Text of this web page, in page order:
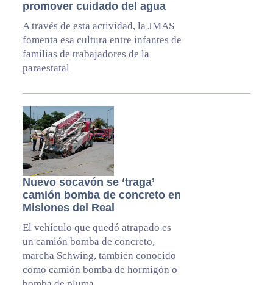
promover cuidado del agua
A través de esta actividad, la JMAS
fomenta esa cultura entre infantes de
familias de trabajadores de la
paraestatal
Nuevo socavón se ‘traga’
camión bomba de concreto en
Misiones del Real
El vehículo que quedó atrapado es
un camión bomba de concreto,
marcha Schwing, también conocido
como camión bomba de hormigón o